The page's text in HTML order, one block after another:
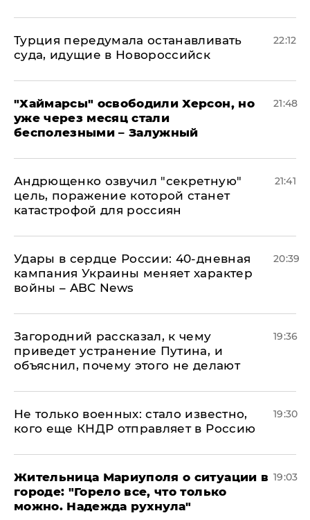
Турция передумала останавливать
суда, идущие в Новороссийск
22:12
"Хаймарсы" освободили Херсон, но
уже через месяц стали
бесполезными – Залужный
21:48
Андрющенко озвучил "секретную"
цель, поражение которой станет
катастрофой для россиян
21:41
Удары в сердце России: 40-дневная
кампания Украины меняет характер
войны – ABC News
20:39
Загородний рассказал, к чему
приведет устранение Путина, и
объяснил, почему этого не делают
19:36
Не только военных: стало известно,
кого еще КНДР отправляет в Россию
19:30
Жительница Мариуполя о ситуации в
городе: "Горело все, что только
можно. Надежда рухнула"
19:03